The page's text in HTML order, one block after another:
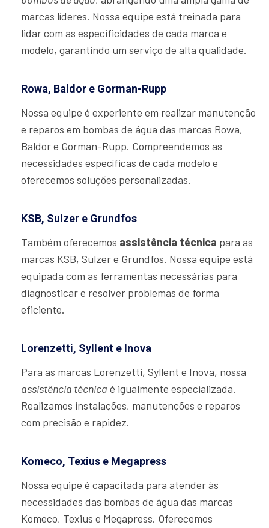
marcas líderes. Nossa equipe está treinada para
lidar com as especificidades de cada marca e
modelo, garantindo um serviço de alta qualidade.
Rowa, Baldor e Gorman-Rupp
Nossa equipe é experiente em realizar manutenção
e reparos em bombas de água das marcas Rowa,
Baldor e Gorman-Rupp. Compreendemos as
necessidades específicas de cada modelo e
oferecemos soluções personalizadas.
KSB, Sulzer e Grundfos
Também oferecemos assistência técnica para as
marcas KSB, Sulzer e Grundfos. Nossa equipe está
equipada com as ferramentas necessárias para
diagnosticar e resolver problemas de forma
eficiente.
Lorenzetti, Syllent e Inova
Para as marcas Lorenzetti, Syllent e Inova, nossa
assistência técnica é igualmente especializada.
Realizamos instalações, manutenções e reparos
com precisão e rapidez.
Komeco, Texius e Megapress
Nossa equipe é capacitada para atender às
necessidades das bombas de água das marcas
Komeco, Texius e Megapress. Oferecemos